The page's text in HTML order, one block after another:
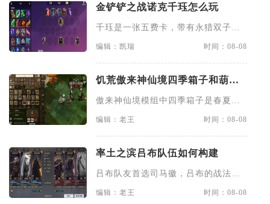
金铲铲之战诺克千珏怎么玩
千珏是一张五费卡，带有永猎双子以
编辑：凯瑞 时间：08-08
饥荒傲来神仙境四季箱子和葫芦
傲来神仙境模组中四季箱子是春夏秋
编辑：老王 时间：08-08
率土之滨吕布队伍如何构建
吕布队友首选司马徽，吕布的战法几
编辑：老王 时间：08-08